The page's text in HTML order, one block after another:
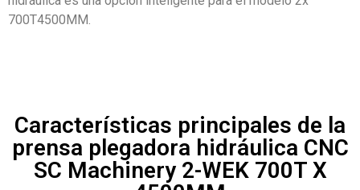
700T4500MM.
Características principales de la
prensa plegadora hidráulica CNC
SC Machinery 2-WEK 700T X